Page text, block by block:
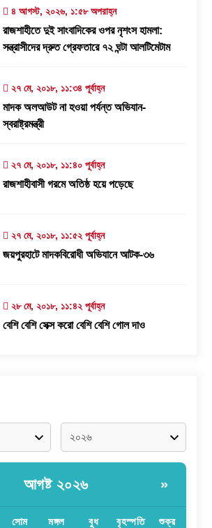
৪ আগস্ট, ২০২৬, ১:৫৮ অপরাহ্ন
রাজশাহীতে দুই সাংবাদিকের ওপর নৃশংস হামলা:
সন্ত্রাসীদের দ্রুত গ্রেফতারে ৭২ ঘন্টা আলটিমেটাম
২৭ মে, ২০১৮, ১১:৩৪ পূর্বাহ্ন
মাদক অলআউট না হওয়া পর্যন্ত অভিযান-
স্বরাষ্ট্রমন্ত্রী
২৭ মে, ২০১৮, ১১:৪০ পূর্বাহ্ন
রাজশাহীবাসী গরমে অতিষ্ঠ হয়ে পড়েছে
২৭ মে, ২০১৮, ১১:৫২ পূর্বাহ্ন
জয়পুরহাটে মাদকবিরোধী অভিযানে আটক-৩৬
২৮ মে, ২০১৮, ১১:৪২ পূর্বাহ্ন
বেশি বেশি সেক্স করো বেশি বেশি গোল দাও
আগষ্ট ২০২৬ »
সোম মঙ্গল বুধ বৃহস্পতি শুক্র